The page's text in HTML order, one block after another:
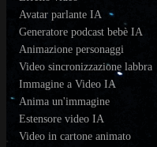
Avatar parlante IA
Generatore podcast bebè IA
Animazione personaggi
Video sincronizzazione labbra
Immagine a Video IA
Anima un'immagine
Estensore video IA
Video in cartone animato